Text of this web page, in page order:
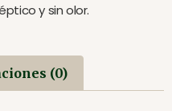
y sin olor.
(0)